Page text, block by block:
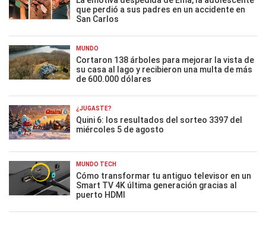
que perdió a sus padres en un accidente en
San Carlos
MUNDO
Cortaron 138 árboles para mejorar la vista de
su casa al lago y recibieron una multa de más
de 600.000 dólares
¿JUGASTE?
Quini 6: los resultados del sorteo 3397 del
miércoles 5 de agosto
MUNDO TECH
Cómo transformar tu antiguo televisor en un
Smart TV 4K última generación gracias al
puerto HDMI